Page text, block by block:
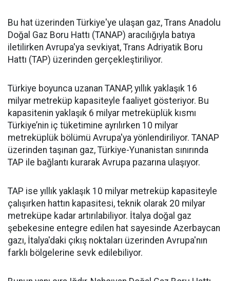
Bu hat üzerinden Türkiye'ye ulaşan gaz, Trans Anadolu
Doğal Gaz Boru Hattı (TANAP) aracılığıyla batıya
iletilirken Avrupa'ya sevkiyat, Trans Adriyatik Boru
Hattı (TAP) üzerinden gerçekleştiriliyor.
Türkiye boyunca uzanan TANAP, yıllık yaklaşık 16
milyar metreküp kapasiteyle faaliyet gösteriyor. Bu
kapasitenin yaklaşık 6 milyar metreküplük kısmı
Türkiye’nin iç tüketimine ayrılırken 10 milyar
metreküplük bölümü Avrupa'ya yönlendiriliyor. TANAP
üzerinden taşınan gaz, Türkiye-Yunanistan sınırında
TAP ile bağlantı kurarak Avrupa pazarına ulaşıyor.
TAP ise yıllık yaklaşık 10 milyar metreküp kapasiteyle
çalışırken hattın kapasitesi, teknik olarak 20 milyar
metreküpe kadar artırılabiliyor. İtalya doğal gaz
şebekesine entegre edilen hat sayesinde Azerbaycan
gazı, İtalya'daki çıkış noktaları üzerinden Avrupa'nın
farklı bölgelerine sevk edilebiliyor.